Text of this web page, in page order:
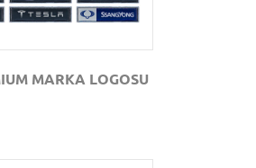
MARKA LOGOSU